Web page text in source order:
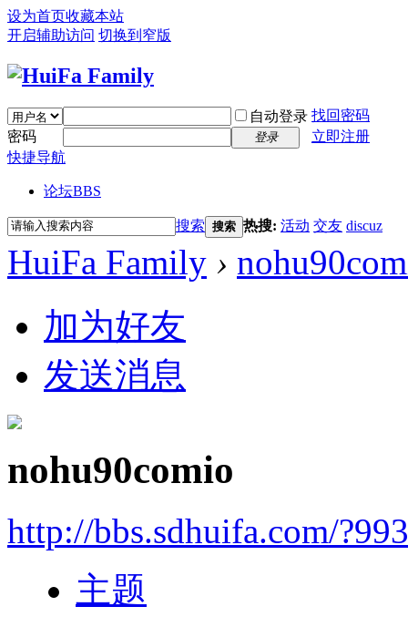
设为首页收藏本站
开启辅助访问 切换到窄版
自动登录 找回密码
密码
登录
立即注册
快捷导航
论坛BBS
搜索 搜索 热搜: 活动 交友 discuz
HuiFa Family ›
加为好友
发送消息
nohu90comio
http://bbs.sdhuifa.com/
主题